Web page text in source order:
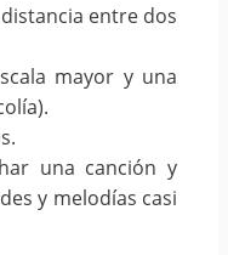
entre dos
mayor y una
una canción y
y melodías casi